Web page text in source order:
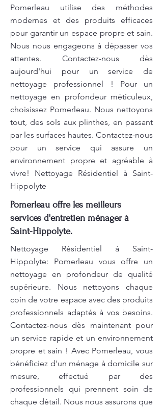
Pomerleau utilise des méthodes
modernes et des produits efficaces
pour garantir un espace propre et sain.
Nous nous engageons à dépasser vos
attentes. Contactez-nous dès
aujourd'hui pour un service de
nettoyage professionnel ! Pour un
nettoyage en profondeur méticuleux,
choisissez Pomerleau. Nous nettoyons
tout, des sols aux plinthes, en passant
par les surfaces hautes. Contactez-nous
pour un service qui assure un
environnement propre et agréable à
vivre! Nettoyage Résidentiel à Saint-
Hippolyte
Pomerleau offre les meilleurs
services d'entretien ménager à
Saint-Hippolyte.
Nettoyage Résidentiel à Saint-
Hippolyte: Pomerleau vous offre un
nettoyage en profondeur de qualité
supérieure. Nous nettoyons chaque
coin de votre espace avec des produits
professionnels adaptés à vos besoins.
Contactez-nous dès maintenant pour
un service rapide et un environnement
propre et sain ! Avec Pomerleau, vous
bénéficiez d'un ménage à domicile sur
mesure, effectué par des
professionnels qui prennent soin de
chaque détail. Nous nous assurons que